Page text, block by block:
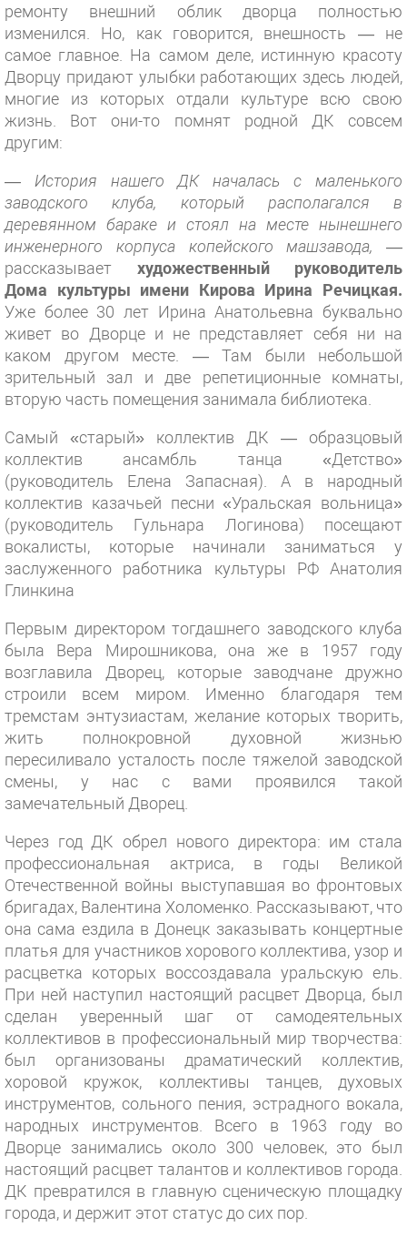
ремонту внешний облик дворца полностью
изменился. Но, как говорится, внешность — не
самое главное. На самом деле, истинную красоту
Дворцу придают улыбки работающих здесь людей,
многие из которых отдали культуре всю свою
жизнь. Вот они-то помнят родной ДК совсем
другим:
— История нашего ДК началась с маленького
заводского клуба, который располагался в
деревянном бараке и стоял на месте нынешнего
инженерного корпуса копейского машзавода, —
рассказывает художественный руководитель
Дома культуры имени Кирова Ирина Речицкая.
Уже более 30 лет Ирина Анатольевна буквально
живет во Дворце и не представляет себя ни на
каком другом месте. — Там были небольшой
зрительный зал и две репетиционные комнаты,
вторую часть помещения занимала библиотека.
Самый «старый» коллектив ДК — образцовый
коллектив ансамбль танца «Детство»
(руководитель Елена Запасная). А в народный
коллектив казачьей песни «Уральская вольница»
(руководитель Гульнара Логинова) посещают
вокалисты, которые начинали заниматься у
заслуженного работника культуры РФ Анатолия
Глинкина
Первым директором тогдашнего заводского клуба
была Вера Мирошникова, она же в 1957 году
возглавила Дворец, которые заводчане дружно
строили всем миром. Именно благодаря тем
тремстам энтузиастам, желание которых творить,
жить полнокровной духовной жизнью
пересиливало усталость после тяжелой заводской
смены, у нас с вами проявился такой
замечательный Дворец.
Через год ДК обрел нового директора: им стала
профессиональная актриса, в годы Великой
Отечественной войны выступавшая во фронтовых
бригадах, Валентина Холоменко. Рассказывают, что
она сама ездила в Донецк заказывать концертные
платья для участников хорового коллектива, узор и
расцветка которых воссоздавала уральскую ель.
При ней наступил настоящий расцвет Дворца, был
сделан уверенный шаг от самодеятельных
коллективов в профессиональный мир творчества:
был организованы драматический коллектив,
хоровой кружок, коллективы танцев, духовых
инструментов, сольного пения, эстрадного вокала,
народных инструментов. Всего в 1963 году во
Дворце занимались около 300 человек, это был
настоящий расцвет талантов и коллективов города.
ДК превратился в главную сценическую площадку
города, и держит этот статус до сих пор.